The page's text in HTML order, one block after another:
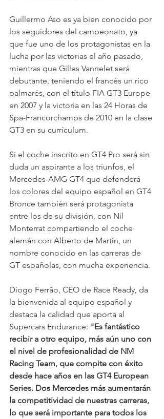
Guillermo Aso es ya bien conocido por
los seguidores del campeonato, ya
que fue uno de los protagonistas en la
lucha por las victorias el año pasado,
mientras que Gilles Vannelet será
debutante, teniendo el francés un rico
palmarés, con el título FIA GT3 Europe
en 2007 y la victoria en las 24 Horas de
Spa-Francorchamps de 2010 en la clase
GT3 en su currículum.
Si el coche inscrito en GT4 Pro será sin
duda un aspirante a los triunfos, el
Mercedes-AMG GT4 que defenderá
los colores del equipo español en GT4
Bronce también será protagonista
entre los de su división, con Nil
Monterrat compartiendo el coche
alemán con Alberto de Martín, un
nombre conocido en las carreras de
GT españolas, con mucha experiencia.
Diogo Ferrão, CEO de Race Ready, da
la bienvenida al equipo español y
destaca la calidad que aporta al
Supercars Endurance: "Es fantástico
recibir a otro equipo, más aún uno con
el nivel de profesionalidad de NM
Racing Team, que compite con éxito
desde hace años en las GT4 European
Series. Dos Mercedes más aumentarán
la competitividad de nuestras carreras,
lo que será importante para todos los